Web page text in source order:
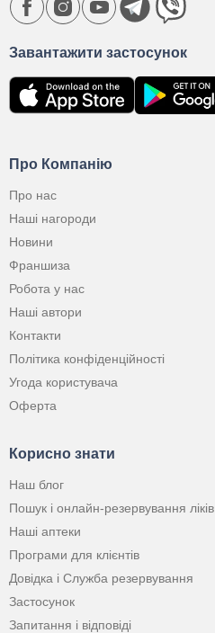
Про Компанію
Про нас
Наші нагороди
Новини
Франшиза
Робота у нас
Наші автори
Контакти
Політика конфіденційності
Угода користувача
Оферта
Корисно знати
Наш блог
Пошук і онлайн-резервування ліків
Наші аптеки
Програми для клієнтів
Довідка і Служба резервування
Застосунок
Запитання і відповіді
Завантажити застосунок